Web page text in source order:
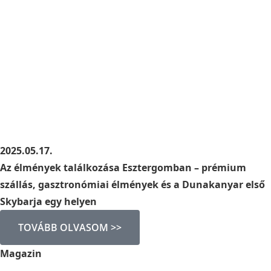
2025.05.17.
Az élmények találkozása Esztergomban – prémium
szállás, gasztronómiai élmények és a Dunakanyar első
Skybarja egy helyen
TOVÁBB OLVASOM >>
Magazin